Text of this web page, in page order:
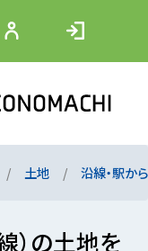
土地 沿線・駅か
）の土地を